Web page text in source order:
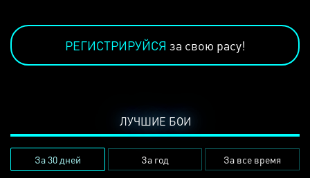
РЕГИСТРИРУЙСЯ за свою расу!
ЛУЧШИЕ БОИ
За 30 дней За год За все время